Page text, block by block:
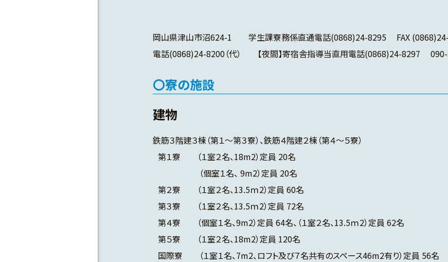
岡山県津山市沼624-1 学生課寮務係直通電話(0868)24-8295 FAX
電話(0868)24-8200（代） 【夜間】寄宿舎指導当直用電話(0868)24-8297
寮の施設
建物
鉄筋３階建３棟（第１～第３寮）、鉄筋４階建２棟（第４～５寮）
第１寮 （１室２名、18m2）定員 20名
（個室１名、 9m2）定員 20名
第２寮 （１室２名、13.5ｍ2）定員 60名
第３寮 （１室２名、13.5ｍ2）定員 72名
第４寮 （個室１名、9m2）定員 64名、（１室２名、13.5ｍ2）定員 62名
第５寮 （１室２名、18m2）定員 120名
国際寮 （１室１名、7m2、ロフト及び７名共有のスペース46m2有り）定員 56名